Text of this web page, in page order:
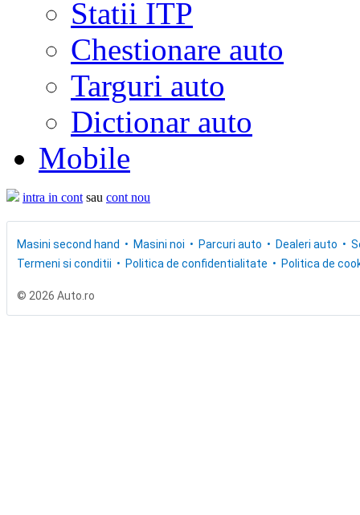
Statii ITP
Chestionare auto
Targuri auto
Dictionar auto
Mobile
intra in cont sau cont nou
Masini second hand Masini noi Parcuri auto Dealeri auto
Termeni si conditii
Politica de confidentialitate Politica de
© 2026 Auto.ro